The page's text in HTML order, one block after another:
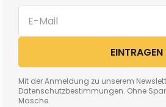
EINTRAGEN
Mit der Anmeldung zu unserem
Datenschutzbestimmungen. Ohne
Masche.